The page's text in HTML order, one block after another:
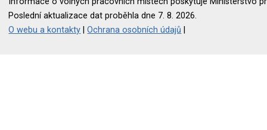
Poslední aktualizace dat proběhla dne 7. 8. 2026.
O webu a kontakty |Ochrana osobních údajů